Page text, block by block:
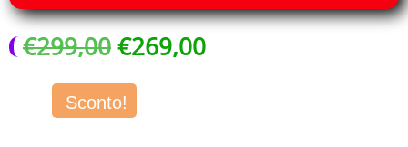
€299,00Il
prezzo
originale
era:
€299,00.
€269,00Il
Sconto!